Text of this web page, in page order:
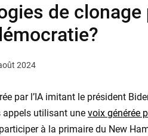
de
2024
par l’IA imitant le président
appels utilisant une voix générée
à la primaire du New